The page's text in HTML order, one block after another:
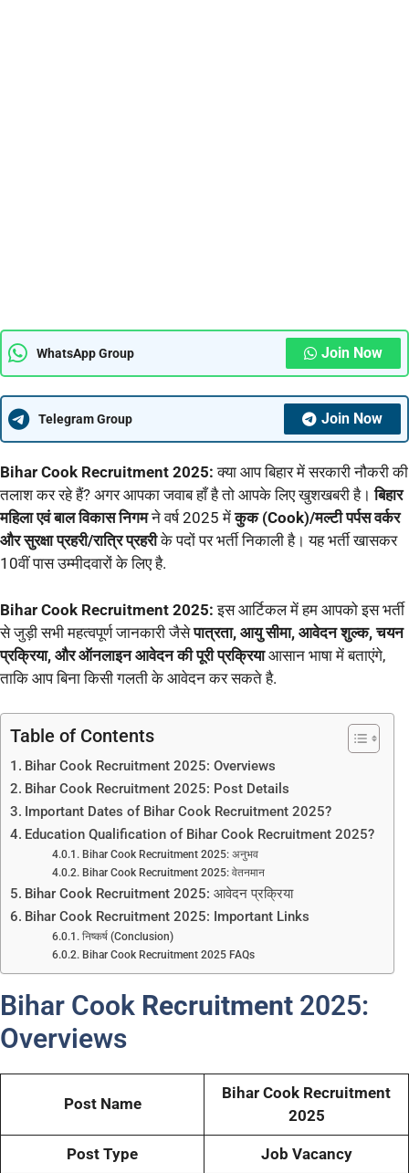
WhatsApp Group Join Now
Telegram Group Join Now
Bihar Cook Recruitment 2025: क्या आप बिहार में सरकारी नौकरी की
तलाश कर रहे हैं? अगर आपका जवाब हाँ है तो आपके लिए खुशखबरी है।बिहार
महिला एवं बाल विकास निगमने वर्ष 2025 मेंकुक (Cook)/मल्टी पर्पस वर्कर
और सुरक्षा प्रहरी/रात्रि प्रहरीके पदों पर भर्ती निकाली है। यह भर्ती खासकर
10वीं पास उम्मीदवारों के लिए है.
Bihar Cook Recruitment 2025: इस आर्टिकल में हम आपको इस भर्ती
से जुड़ी सभी महत्वपूर्ण जानकारी जैसेपात्रता, आयु सीमा, आवेदन शुल्क, चयन
प्रक्रिया, और ऑनलाइन आवेदन की पूरी प्रक्रियाआसान भाषा में बताएंगे,
ताकि आप बिना किसी गलती के आवेदन कर सकते है.
Table of Contents
Bihar Cook Recruitment 2025: Overviews
Bihar Cook Recruitment 2025: Post Details
Important Dates of Bihar Cook Recruitment 2025?
Education Qualification of Bihar Cook Recruitment 2025?
Bihar Cook Recruitment 2025: अनुभव
Bihar Cook Recruitment 2025: वेतनमान
Bihar Cook Recruitment 2025: आवेदन प्रक्रिया
Bihar Cook Recruitment 2025: Important Links
निष्कर्ष (Conclusion)
Bihar Cook Recruitment 2025 FAQs
Bihar Cook Recruitment 2025:
Overviews
Post Name
Bihar Cook Recruitment
2025
Post Type Job Vacancy